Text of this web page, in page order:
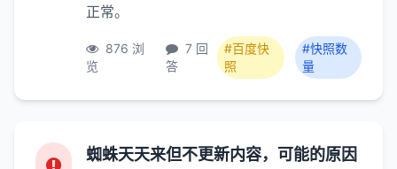
正常。
876 浏
览
7 回
答
#百度快
照
#快照数
量
蜘蛛天天来但不更新内容，可能的原因